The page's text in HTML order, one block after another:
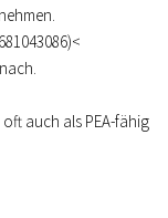
auch als PEA-fähig